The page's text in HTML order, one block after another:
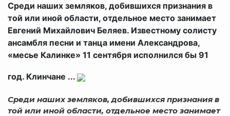
Среди наших земляков, добившихся признания в
той или иной области, отдельное место занимает
Евгений Михайлович Беляев. Известному солисту
ансамбля песни и танца имени Александрова,
«месье Калинке» 11 сентября исполнился бы 91
год. Клинчане ...
Среди наших земляков, добившихся признания в
той или иной области, отдельное место занимает